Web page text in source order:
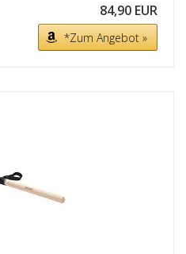
84,90 EUR
*Zum Angebot »